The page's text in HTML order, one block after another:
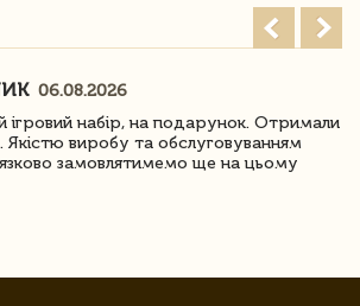
06.08.2026
ігровий набір, на подарунок. Отримали
Якістю виробу та обслуговуванням
замовлятимемо ще на цьому